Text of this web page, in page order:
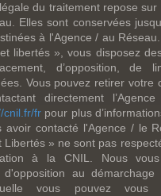
du traitement repose sur
Elles sont conservées
à l'Agence / au
libertés », vous disposez des
d’opposition, de
Vous pouvez retirer votre
directement
cnil.fr/fr pour plus
avoir contacté l'Agence / le
» ne sont pas
à la CNIL. Nous
au démarchage
vous pouvez